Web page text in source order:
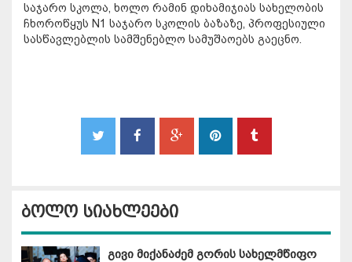
საჯარო სკოლა, ხოლო რამინ დიხამიჯიას სახელობის
ჩხოროწყუს N1 საჯარო სკოლის ბაზაზე, პროფესიული
სასწავლებლის სამშენებლო სამუშაოებს გაეცნო.
ბოლო სიახლეები
გივი მიქანაძემ გორის სახელმწიფო